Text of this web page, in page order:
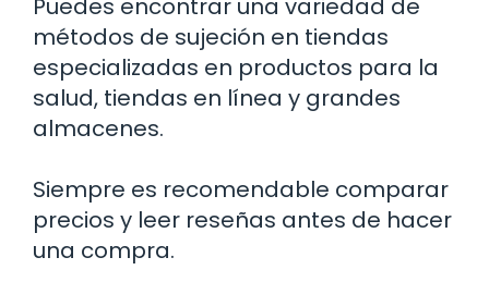
métodos de sujeción en tiendas
especializadas en productos para la
salud, tiendas en línea y grandes
almacenes.
Siempre es recomendable comparar
precios y leer reseñas antes de hacer
una compra.